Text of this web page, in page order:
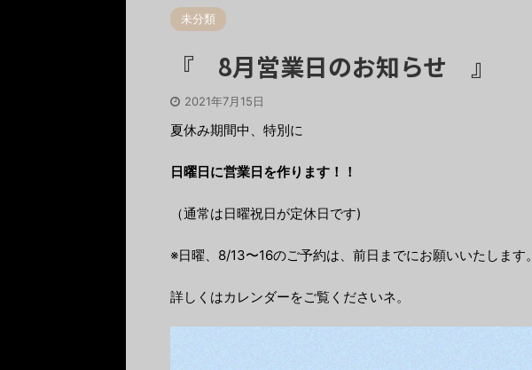
未分類
『 8月営業日のお知らせ 』
2021年7月15日
夏休み期間中、特別に
日曜日に営業日を作ります！！
（通常は日曜祝日が定休日です)
※日曜、8/13〜16のご予約は、前日までにお願いいたします。
詳しくはカレンダーをご覧くださいネ。